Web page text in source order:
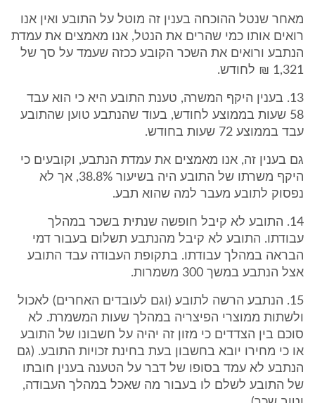
מאחר שנטל ההוכחה בענין זה מוטל על התובע ואין אנו
רואים אותו כמי שהרים את הנטל, אנו מאמצים את עמדת
הנתבע ורואים את השכר הקובע ככזה שעמד על סך של
1,321 ₪ לחודש.
13. בענין היקף המשרה, טענת התובע היא כי הוא עבד
58 שעות בממוצע לחודש, בעוד שהנתבע טוען שהתובע
עבד בממוצע 72 שעות בחודש.
גם בענין זה, אנו מאמצים את עמדת הנתבע, וקובעים כי
היקף משרתו של התובע היה בשיעור 38.8%, אך לא
נפסוק לתובע מעבר למה שהוא תבע.
14. התובע לא קיבל חופשה שנתית בשכר במהלך
עבודתו. התובע לא קיבל מהנתבע תשלום בעבור דמי
הבראה במהלך עבודתו. בתקופת העבודה עבד התובע
אצל הנתבע במשך 300 משמרות.
15. הנתבע הרשה לתובע (וגם לעובדים האחרים) לאכול
ולשתות ממוצרי הפיצריה במהלך שעות המשמרת. לא
סוכם בין הצדדים כי מזון זה יהיה על חשבונו של התובע
או כי מחירו יובא בחשבון בעת בחינת זכויות התובע. (גם
הנתבע לא עמד בסופו של דבר על הטענה בענין חובתו
של התובע לשלם לו בעבור מה שאכל במהלך העבודה,